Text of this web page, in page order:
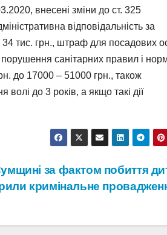
внесені зміни до ст. 325
відповідальність за
тис. грн., штраф для посадових
порушення санітарних правил і
до 17000 – 51000 грн., також
до 3 років, а якщо такі дії
за фактом побиття
кримінальне